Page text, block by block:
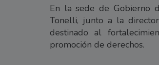
En la sede de Gobierno
Tonelli, junto a la
destinado al
promoción de derechos.